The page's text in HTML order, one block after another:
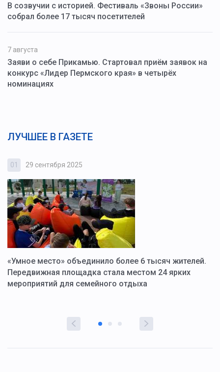
В созвучии с историей. Фестиваль «Звоны России»
собрал более 17 тысяч посетителей
7 августа
Заяви о себе Прикамью. Стартовал приём заявок на
конкурс «Лидер Пермского края» в четырёх
номинациях
ЛУЧШЕЕ В ГАЗЕТЕ
01 29 сентября 2025
«Умное место» объединило более 6 тысяч жителей.
Передвижная площадка стала местом 24 ярких
мероприятий для семейного отдыха